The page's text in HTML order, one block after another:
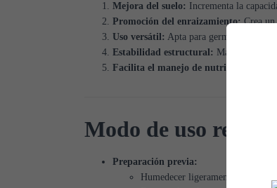
Mejora del suelo: Incrementa la
Promoción del enraizamiento:Crea un
Uso versátil: Apta para germinación,
Estabilidad estructural: Mantiene sus
Facilita el manejo de nutrientes:
Modo de uso
Preparación previa:
Humedecer ligeramente antes de